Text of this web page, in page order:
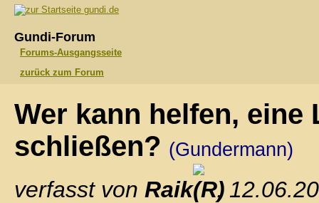
gundi.de
Gundi-Forum
Forums-Ausgangsseite
zurück zum Forum
Wer kann helfen,
schließen? (Gundermann)
verfasst von Raik
,